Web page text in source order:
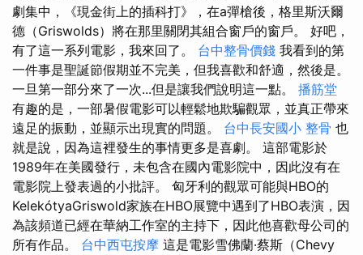
劇集中，《現金街上的插科打》，在a彈槍後，格里斯沃爾
德（Griswolds）將在那里關閉其組合窗戶的窗戶。 好吧，
有了這一系列電影，我來回了。 台中整骨價錢 我看到的第
一件事是聖誕節假期並不完美，但我喜歡和舒適，然後是。
一旦第一部分來了一次...但是讓我們說明這一點。 播筋堂
有趣的是，一部暑假電影可以輕鬆地欺騙觀眾，並真正帶來
遠足的振動，並顯示出現實的問題。 台中長安國小 整骨 也
就是說，因為這裡發生的事情更多是喜劇。 這部電影於
1989年在美國發行，未包含在國內電影院中，因此沒有在
電影院上發表過的小批評。 匈牙利的觀眾可能與HBO的
KelekótyaGriswold家族在HBO展覽中遇到了HBO表演，因
為該頻道已經在華納工作室的主持下，因此他喜歡母公司的
所有作品。 台中西屯按摩 這是電影雪佛蘭·蔡斯（Chevy